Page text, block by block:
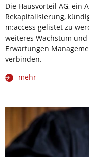
Die Hausvorteil AG, ein
Rekapitalisierung,
m:access gelistet zu
weiteres Wachstum
Erwartungen
verbinden.
mehr